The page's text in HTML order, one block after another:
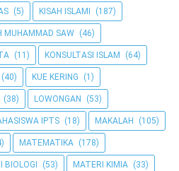
(5) KISAH ISLAMI (187)
MUHAMMAD SAW (46)
(11) KONSULTASI ISLAM (64)
(40) KUE KERING (1)
(38) LOWONGAN (53)
IPTS (18) MAKALAH (105)
MATEMATIKA (178)
BIOLOGI (53) MATERI KIMIA (33)